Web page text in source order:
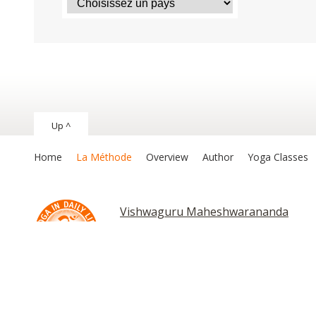
Up ^
Home La Méthode Overview Author Yoga Classes
Vishwaguru Maheshwarananda